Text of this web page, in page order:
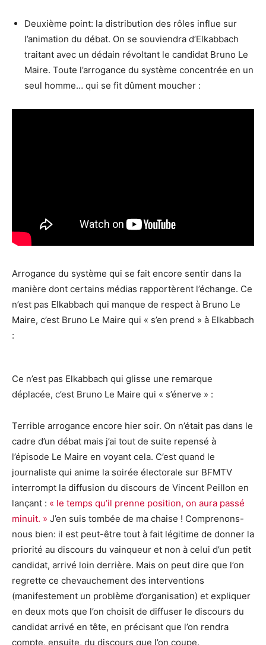
Deuxième point: la distribution des rôles influe sur
l’animation du débat. On se souviendra d’Elkabbach
traitant avec un dédain révoltant le candidat Bruno Le
Maire. Toute l’arrogance du système concentrée en un
seul homme… qui se fit dûment moucher :
Arrogance du système qui se fait encore sentir dans la
manière dont certains médias rapportèrent l’échange. Ce
n’est pas Elkabbach qui manque de respect à Bruno Le
Maire, c’est Bruno Le Maire qui « s’en prend » à Elkabbach
:
Ce n’est pas Elkabbach qui glisse une remarque
déplacée, c’est Bruno Le Maire qui « s’énerve » :
Terrible arrogance encore hier soir. On n’était pas dans le
cadre d’un débat mais j’ai tout de suite repensé à
l’épisode Le Maire en voyant cela. C’est quand le
journaliste qui anime la soirée électorale sur BFMTV
interrompt la diffusion du discours de Vincent Peillon en
lançant : « le temps qu’il prenne position, on aura passé
minuit. » J’en suis tombée de ma chaise ! Comprenons-
nous bien: il est peut-être tout à fait légitime de donner la
priorité au discours du vainqueur et non à celui d’un petit
candidat, arrivé loin derrière. Mais on peut dire que l’on
regrette ce chevauchement des interventions
(manifestement un problème d’organisation) et expliquer
en deux mots que l’on choisit de diffuser le discours du
candidat arrivé en tête, en précisant que l’on rendra
compte, ensuite, du discours que l’on coupe.